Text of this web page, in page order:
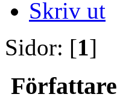
Skriv ut
Sidor: [1]
Författare